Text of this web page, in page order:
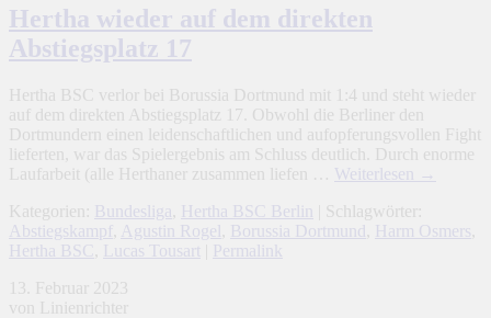
wieder
auf
dem
Abstiegsplatz
17
Hertha wieder auf dem direkten
Abstiegsplatz 17
Hertha BSC verlor bei Borussia Dortmund mit 1:4 und steht wieder
auf dem direkten Abstiegsplatz 17. Obwohl die Berliner den
Dortmundern einen leidenschaftlichen und aufopferungsvollen Fight
lieferten, war das Spielergebnis am Schluss deutlich. Durch enorme
Laufarbeit (alle Herthaner zusammen liefen … Weiterlesen
→
Kategorien:
Bundesliga Hertha BSC Berlin
| Schlagwörter:
Abstiegskampf
Agustin Rogel Borussia Dortmund Harm Osmers
Hertha BSC
Lucas Tousart
Permalink
13. Februar 2023
von Linienrichter